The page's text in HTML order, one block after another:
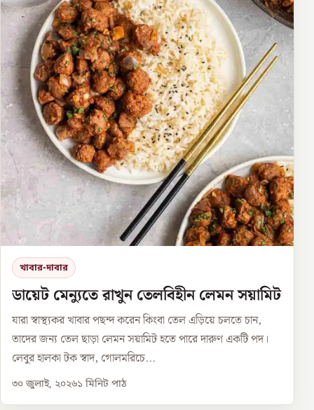
খাবার-দাবার
ডায়েট মেন্যুতে রাখুন তেলবিহীন লেমন সয়ামিট
যারা স্বাস্থ্যকর খাবার পছন্দ করেন কিংবা তেল এড়িয়ে চলতে চান,
তাদের জন্য তেল ছাড়া লেমন সয়ামিট হতে পারে দারুণ একটি পদ।
লেবুর হালকা টক স্বাদ, গোলমরিচে...
৩০ জুলাই, ২০২৬১ মিনিট পাঠ